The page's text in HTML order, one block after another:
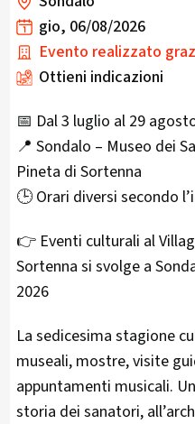
gio, 06/08/2026
Evento realizzato
Ottieni indicazioni
📅 Dal 3 luglio al 29
📍 Sondalo – Museo dei
Pineta di Sortenna
🕒 Orari diversi secondo
👉 Eventi culturali al
Sortenna si svolge a
2026
La sedicesima stagione
museali, mostre, visite
appuntamenti musicali.
storia dei sanatori,